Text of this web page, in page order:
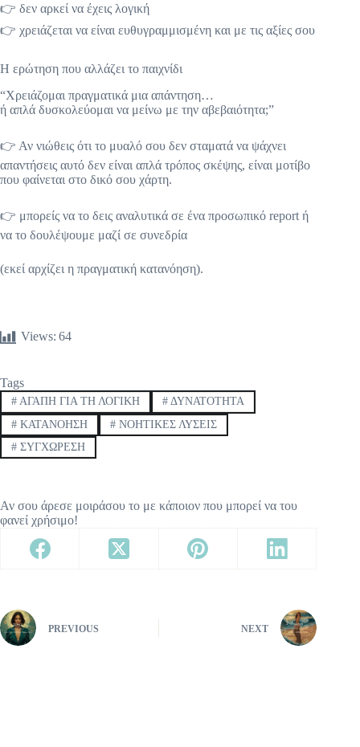
👉 δεν αρκεί να έχεις λογική
👉 χρειάζεται να είναι ευθυγραμμισμένη και με τις αξίες σου
Η ερώτηση που αλλάζει το παιχνίδι
“Χρειάζομαι πραγματικά μια απάντηση…
ή απλά δυσκολεύομαι να μείνω με την αβεβαιότητα;”
👉 Αν νιώθεις ότι το μυαλό σου δεν σταματά να ψάχνει
απαντήσεις αυτό δεν είναι απλά τρόπος σκέψης, είναι μοτίβο
που φαίνεται στο δικό σου χάρτη.
👉 μπορείς να το δεις αναλυτικά σε ένα προσωπικό report ή
να το δουλέψουμε μαζί σε συνεδρία
(εκεί αρχίζει η πραγματική κατανόηση).
Views: 64
Tags
#ΑΓΑΠΗ ΓΙΑ ΤΗ ΛΟΓΙΚΗ #ΔΥΝΑΤΟΤΗΤΑ
#ΚΑΤΑΝΟΗΣΗ #ΝΟΗΤΙΚΕΣ ΛΥΣΕΙΣ
#ΣΥΓΧΩΡΕΣΗ
Αν σου άρεσε μοιράσου το με κάποιον που μπορεί να του
φανεί χρήσιμο!
PREVIOUS NEXT